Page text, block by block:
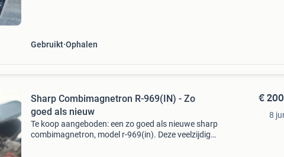
Gebruikt Ophalen
Sharp Combimagnetron R-969(IN) - Zo
goed als nieuw
Te koop aangeboden: een zo goed als nieuwe sharp
combimagnetron, model r-969(in). Deze veelzijdige
€
8